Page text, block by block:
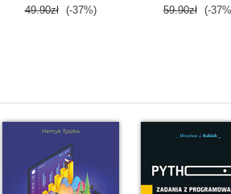
49.90zł (-37%) 59.90zł (-